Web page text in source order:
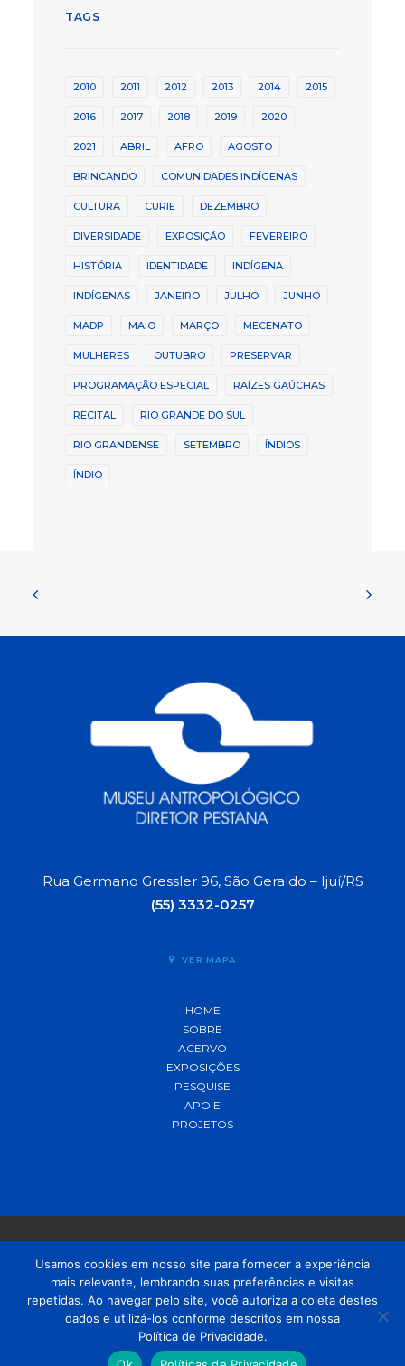
TAGS
2010 2011 2012 2013 2014 2015
2016 2017 2018 2019 2020
2021 ABRIL AFRO AGOSTO
BRINCANDO COMUNIDADES INDÍGENAS
CULTURA CURIE DEZEMBRO
DIVERSIDADE EXPOSIÇÃO FEVEREIRO
HISTÓRIA IDENTIDADE INDÍGENA
INDÍGENAS JANEIRO JULHO JUNHO
MADP MAIO MARÇO MECENATO
MULHERES OUTUBRO PRESERVAR
PROGRAMAÇÃO ESPECIAL RAÍZES GAÚCHAS
RECITAL RIO GRANDE DO SUL
RIO GRANDENSE SETEMBRO ÍNDIOS
ÍNDIO
Rua Germano Gressler 96, São Geraldo – Ijuí/RS
(55) 3332-0257
VER MAPA
HOME
SOBRE
ACERVO
EXPOSIÇÕES
PESQUISE
APOIE
PROJETOS
© 2021 MADP – Desenvolvido pelaOUSE
Usamos cookies em nosso site para fornecer a experiência
mais relevante, lembrando suas preferências e visitas
repetidas. Ao navegar pelo site, você autoriza a coleta destes
dados e utilizá-los conforme descritos em nossa
Política de Privacidade.